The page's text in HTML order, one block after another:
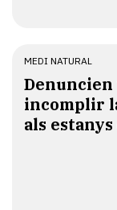
MEDI NATURAL
incomplir
als